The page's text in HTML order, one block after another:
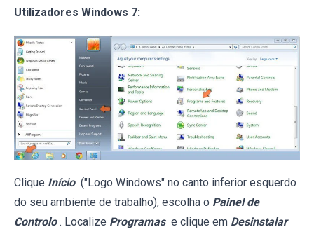
Utilizadores Windows 7:
Clique Início ("Logo Windows" no canto inferior esquerdo
do seu ambiente de trabalho), escolha o Painel de
Controlo . Localize Programas e clique em Desinstalar